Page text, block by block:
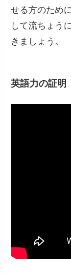
せる方のため
して流ちょう
きましょう。
英語力の証明